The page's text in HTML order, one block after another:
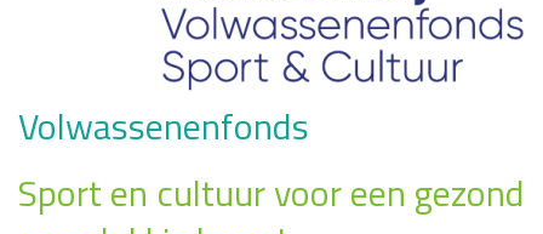
Volwassenenfonds
Sport en cultuur voor een gezond